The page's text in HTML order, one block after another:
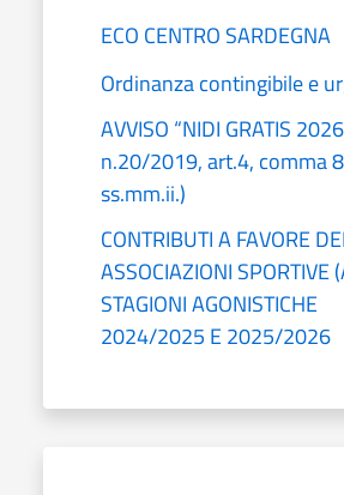
ECO CENTRO SARDEGNA
Ordinanza contingibile e
AVVISO “NIDI GRATIS
n.20/2019, art.4, comma 8
ss.mm.ii.)
CONTRIBUTI A FAVORE
ASSOCIAZIONI SPORTIVE
STAGIONI AGONISTICHE
2024/2025 E 2025/2026